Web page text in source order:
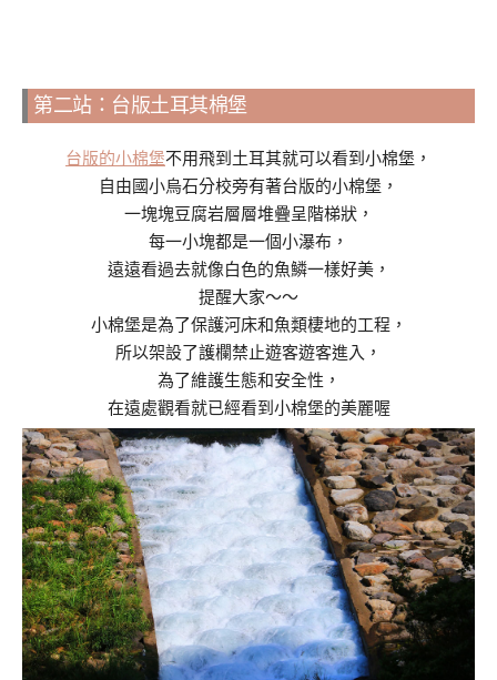
第二站：台版土耳其棉堡
台版的小棉堡不用飛到土耳其就可以看到小棉堡，
自由國小烏石分校旁有著台版的小棉堡，
一塊塊豆腐岩層層堆疊呈階梯狀，
每一小塊都是一個小瀑布，
遠遠看過去就像白色的魚鱗一樣好美，
提醒大家～～
小棉堡是為了保護河床和魚類棲地的工程，
所以架設了護欄禁止遊客遊客進入，
為了維護生態和安全性，
在遠處觀看就已經看到小棉堡的美麗喔